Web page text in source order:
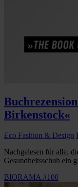
Birkenstock«
Eco Fashion & Design
Nachgelesen für alle,
Gesundheitsschuh ein
BIORAMA #100